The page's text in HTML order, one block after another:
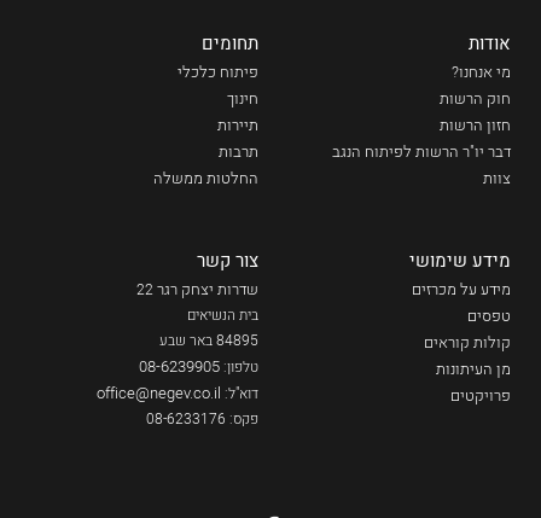
אודות
מי אנחנו?
חוק הרשות
חזון הרשות
דבר יו"ר הרשות לפיתוח הנגב
צוות
תחומים
פיתוח כלכלי
חינוך
תיירות
תרבות
החלטות ממשלה
מידע שימושי
מידע על מכרזים
טפסים
קולות קוראים
מן העיתונות
פרויקטים
צור קשר
שדרות יצחק רגר
בית הנשיאים
84895 באר שבע
טלפון:08-6239905
דוא"ל: office@negev.co.il
פקס: 08-6233176